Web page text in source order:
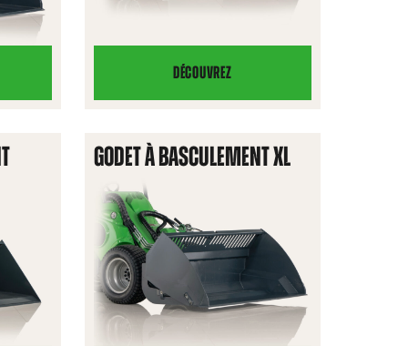
DÉCOUVREZ
GODET
À
LÉGÈRES
GODET À BASCULEMENT XL